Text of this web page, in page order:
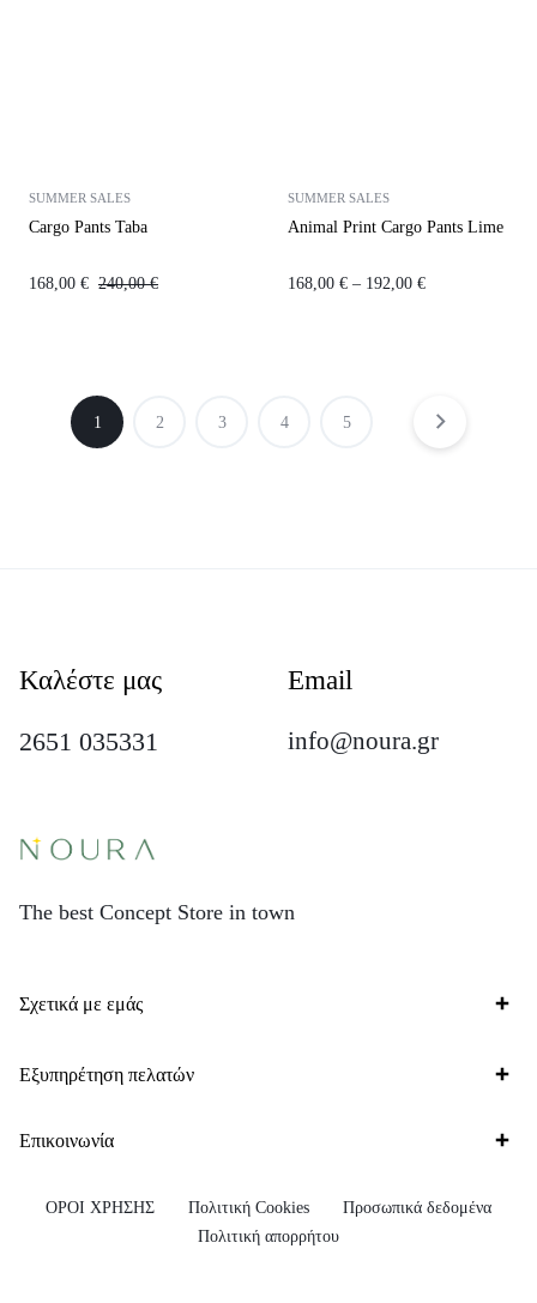
SUMMER SALES
Cargo Pants Taba
240,00€
168,00 €
SUMMER SALES
Animal Print Cargo Pants Lime
168,00 € – 192,00 €
1 2 3 4 5
Καλέστε μας
2651 035331
Email
info@noura.gr
The best Concept Store in town
Σχετικά με εμάς
Εξυπηρέτηση πελατών
Επικοινωνία
ΟΡΟΙ ΧΡΗΣΗΣ Πολιτική Cookies
Προσωπικά δεδομένα
Πολιτική απορρήτου